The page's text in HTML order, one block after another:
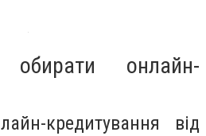
онлайн-
кредитування від